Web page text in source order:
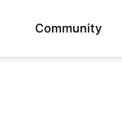
Community